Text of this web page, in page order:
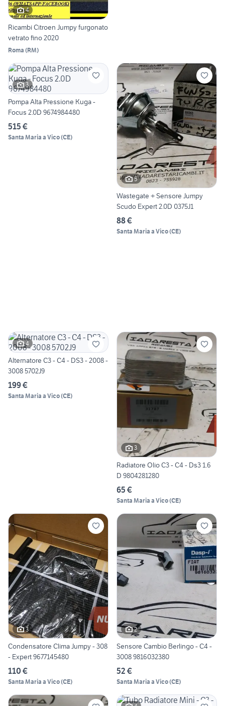
4
Ricambi Citroen Jumpy furgonato
vetrato fino 2020
Roma (RM)
3
Pompa Alta Pressione Kuga -
Focus 2.0D 9674984480
515 €
Santa Maria a Vico(CE)
5
Wastegate + Sensore Jumpy
Scudo Expert 2.0D 0375J1
88 €
Santa Maria a Vico(CE)
4
Alternatore C3 - C4 - DS3 - 2008 -
3008 5702J9
199 €
Santa Maria a Vico(CE)
3
Radiatore Olio C3 - C4 - Ds3 1.6
D 9804281280
65 €
Santa Maria a Vico(CE)
3
Condensatore Clima Jumpy - 308
- Expert 9677145480
110 €
Santa Maria a Vico(CE)
2
Sensore Cambio Berlingo - C4 -
3008 9816032380
52 €
Santa Maria a Vico(CE)